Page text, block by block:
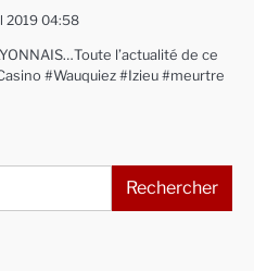
2019 04:58
l’actualité de ce
#Wauquiez #Izieu #meurtre
Rechercher